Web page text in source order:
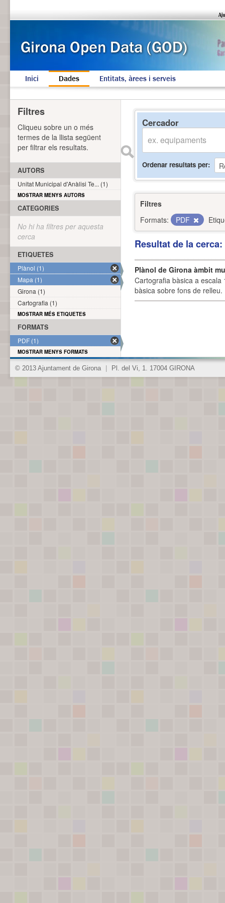
Inici Dades Entitats, àrees i serveis
Cercador
Ordenar resultats per
Filtres
Formats:
PDF
Resultat de la
Plànol de Girona àmbit
Cartografia bàsica a
bàsica sobre fons de
Filtres
Cliqueu sobre un o més
termes de la llista següent
per filtrar els resultats.
AUTORS
Unitat Municipal d'Anàlisi Te... (1)
MOSTRAR MENYS AUTORS
CATEGORIES
No hi ha filtres per aquesta
cerca
ETIQUETES
Plànol (1)
Mapa (1)
Girona (1)
Cartografia (1)
MOSTRAR MÉS ETIQUETES
FORMATS
PDF (1)
MOSTRAR MENYS FORMATS
© 2013 Ajuntament de Girona Pl. del Vi, 1. 17004 GIRONA